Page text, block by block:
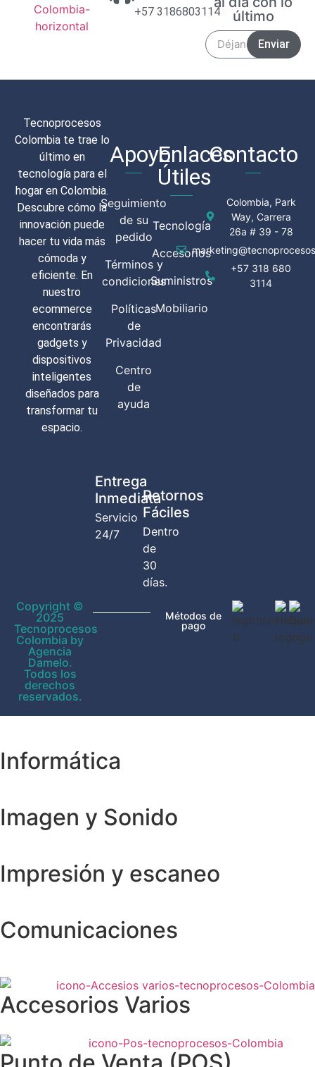
+57 3186803114
último
Enviar
Tecnoprocesos
Colombia te trae lo
último en
tecnología para el
hogar en Colombia.
Descubre cómo la
innovación puede
hacer tu vida más
cómoda y
eficiente. En
nuestro
ecommerce
encontrarás
gadgets y
dispositivos
inteligentes
diseñados para
transformar tu
espacio.
Entrega
Inmediata
Servicio
24/7
Retornos
Fáciles
Dentro
de
30
días.
Apoyo
Seguimiento
de su
pedido
Términos y
condiciones
Políticas
de
Privacidad
Centro
de
ayuda
Enlaces
Útiles
Tecnología
Accesorios
Suministros
Mobiliario
Contacto
Colombia, Park
Way, Carrera
26a # 39 - 78
+57 318 680
3114
Copyright ©
2025
Tecnoprocesos
Colombia by
Agencia
Damelo.
Todos los
derechos
reservados.
Métodos de
pago
Informática
Imagen y Sonido
Impresión y escaneo
Comunicaciones
Accesorios Varios